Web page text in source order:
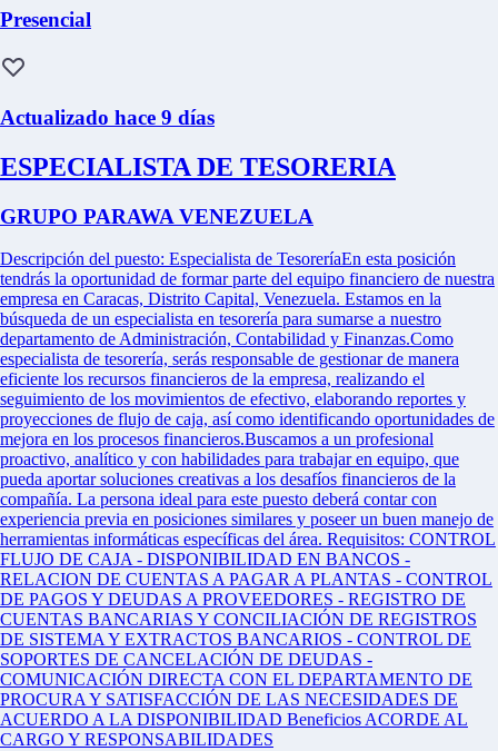
Presencial
Actualizado hace 9 días
ESPECIALISTA DE TESORERIA
GRUPO PARAWA VENEZUELA
Descripción del puesto: Especialista de TesoreríaEn esta posición
tendrás la oportunidad de formar parte del equipo financiero de nuestra
empresa en Caracas, Distrito Capital, Venezuela. Estamos en la
búsqueda de un especialista en tesorería para sumarse a nuestro
departamento de Administración, Contabilidad y Finanzas.Como
especialista de tesorería, serás responsable de gestionar de manera
eficiente los recursos financieros de la empresa, realizando el
seguimiento de los movimientos de efectivo, elaborando reportes y
proyecciones de flujo de caja, así como identificando oportunidades de
mejora en los procesos financieros.Buscamos a un profesional
proactivo, analítico y con habilidades para trabajar en equipo, que
pueda aportar soluciones creativas a los desafíos financieros de la
compañía. La persona ideal para este puesto deberá contar con
experiencia previa en posiciones similares y poseer un buen manejo de
herramientas informáticas específicas del área. Requisitos: CONTROL
FLUJO DE CAJA - DISPONIBILIDAD EN BANCOS -
RELACION DE CUENTAS A PAGAR A PLANTAS - CONTROL
DE PAGOS Y DEUDAS A PROVEEDORES - REGISTRO DE
CUENTAS BANCARIAS Y CONCILIACIÓN DE REGISTROS
DE SISTEMA Y EXTRACTOS BANCARIOS - CONTROL DE
SOPORTES DE CANCELACIÓN DE DEUDAS -
COMUNICACIÓN DIRECTA CON EL DEPARTAMENTO DE
PROCURA Y SATISFACCIÓN DE LAS NECESIDADES DE
ACUERDO A LA DISPONIBILIDAD Beneficios ACORDE AL
CARGO Y RESPONSABILIDADES